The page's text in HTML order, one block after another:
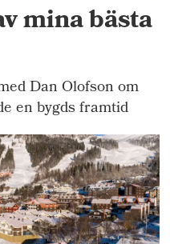
mina bästa
Dan Olofson om
en bygds framtid